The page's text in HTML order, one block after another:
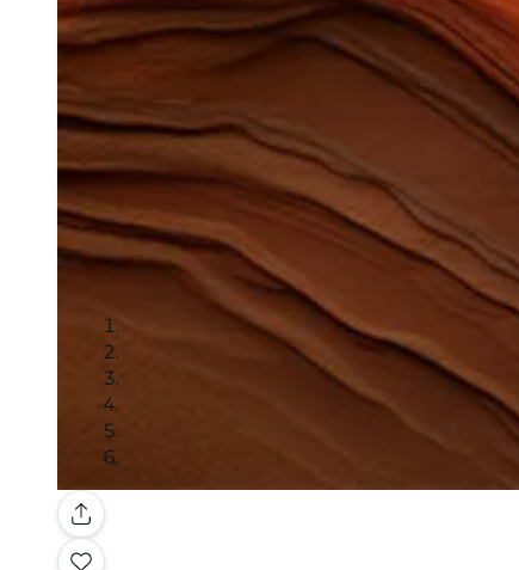
Galería